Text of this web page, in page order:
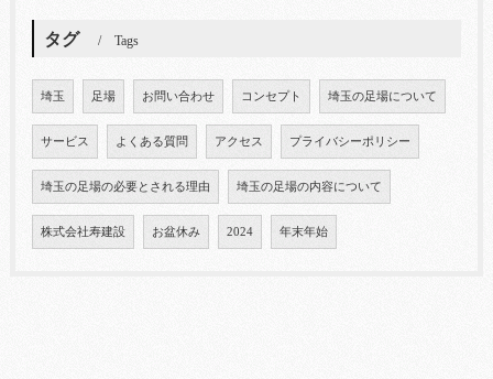
タグ Tags
埼玉 足場 お問い合わせ コンセプト 埼玉の足場について
サービス よくある質問 アクセス プライバシーポリシー
埼玉の足場の必要とされる理由 埼玉の足場の内容について
株式会社寿建設 お盆休み 2024 年末年始